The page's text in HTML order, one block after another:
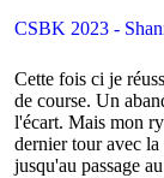
CSBK 2023 -
Cette fois ci je
de course. Un
l'écart. Mais mon
dernier tour avec
jusqu'au passage